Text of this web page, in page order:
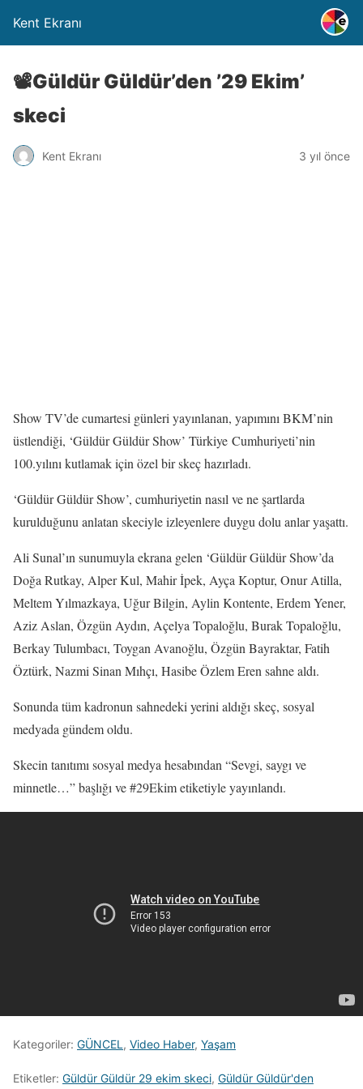
Kent Ekranı
📽️Güldür Güldür’den ’29 Ekim’
skeci
Kent Ekranı 3 yıl önce
Show TV’de cumartesi günleri yayınlanan, yapımını BKM’nin
üstlendiği, ‘Güldür Güldür Show’ Türkiye Cumhuriyeti’nin
100.yılını kutlamak için özel bir skeç hazırladı.
‘Güldür Güldür Show’, cumhuriyetin nasıl ve ne şartlarda
kurulduğunu anlatan skeciyle izleyenlere duygu dolu anlar yaşattı.
Ali Sunal’ın sunumuyla ekrana gelen ‘Güldür Güldür Show’da
Doğa Rutkay, Alper Kul, Mahir İpek, Ayça Koptur, Onur Atilla,
Meltem Yılmazkaya, Uğur Bilgin, Aylin Kontente, Erdem Yener,
Aziz Aslan, Özgün Aydın, Açelya Topaloğlu, Burak Topaloğlu,
Berkay Tulumbacı, Toygan Avanoğlu, Özgün Bayraktar, Fatih
Öztürk, Nazmi Sinan Mıhçı, Hasibe Özlem Eren sahne aldı.
Sonunda tüm kadronun sahnedeki yerini aldığı skeç, sosyal
medyada gündem oldu.
Skecin tanıtımı sosyal medya hesabından “Sevgi, saygı ve
minnetle…” başlığı ve #29Ekim etiketiyle yayınlandı.
Kategoriler: GÜNCEL , Video Haber, Yaşam
Etiketler: Güldür Güldür 29 ekim skeci, Güldür Güldür'den